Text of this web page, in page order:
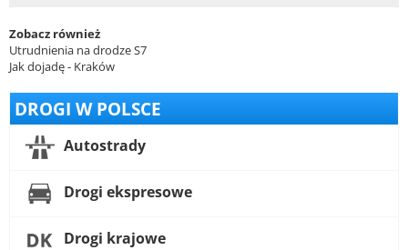
Zobacz również
Utrudnienia na drodze S7
Jak dojadę - Kraków
DROGI W POLSCE
Autostrady
Drogi ekspresowe
Drogi krajowe